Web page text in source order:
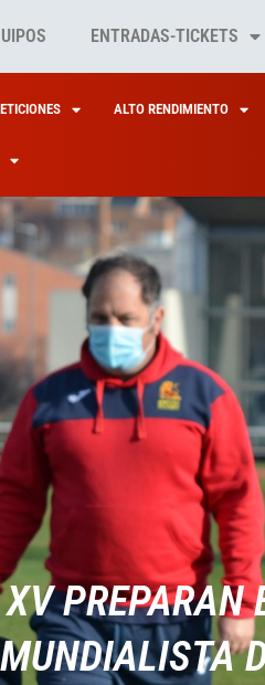
ENTRADAS-TICKETS
ALTO RENDIMIENTO
MUNDIALISTA